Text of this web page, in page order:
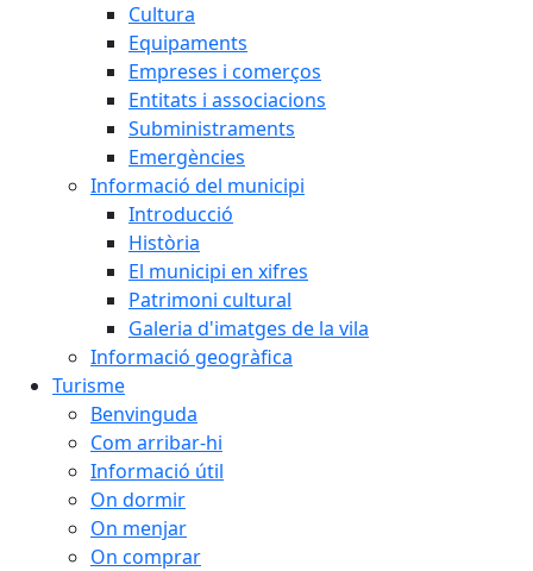
Cultura
Equipaments
Empreses i comerços
Entitats i associacions
Subministraments
Emergències
Informació del municipi
Introducció
Història
El municipi en xifres
Patrimoni cultural
Galeria d'imatges de la vila
Informació geogràfica
Turisme
Benvinguda
Com arribar-hi
Informació útil
On dormir
On menjar
On comprar